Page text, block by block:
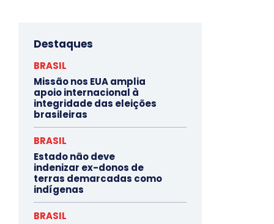
Destaques
BRASIL
Missão nos EUA amplia
apoio internacional à
integridade das eleições
brasileiras
BRASIL
Estado não deve
indenizar ex-donos de
terras demarcadas como
indígenas
BRASIL